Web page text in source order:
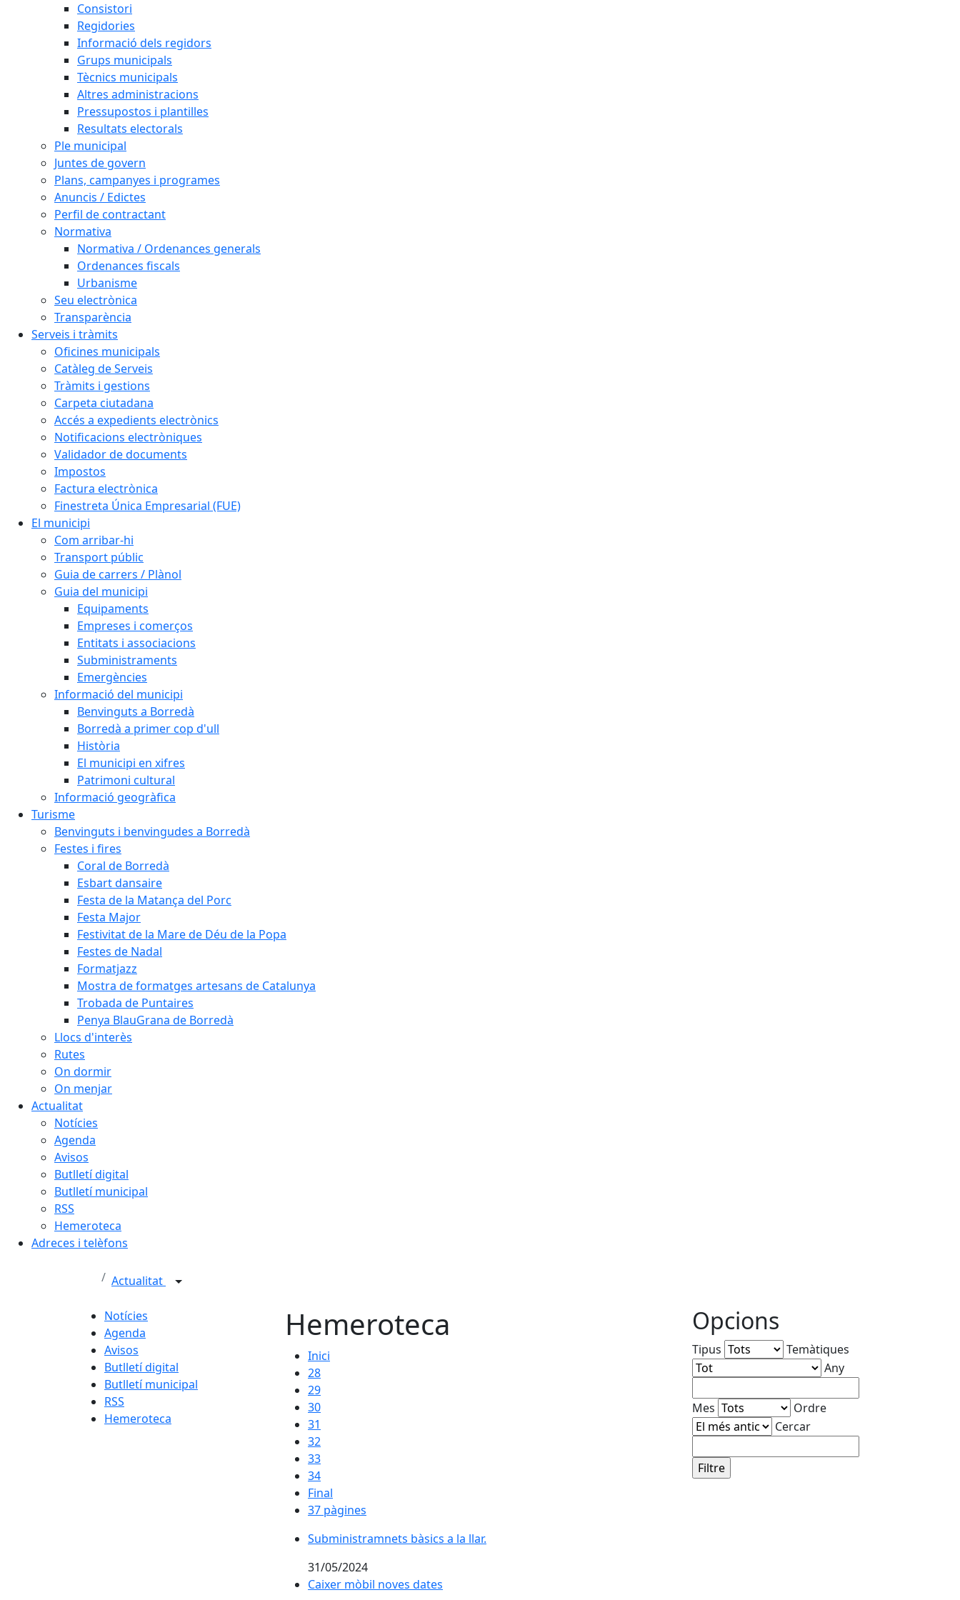
Consistori
Regidories
Informació dels regidors
Grups municipals
Tècnics municipals
Altres administracions
Pressupostos i plantilles
Resultats electorals
Ple municipal
Juntes de govern
Plans, campanyes i programes
Anuncis / Edictes
Perfil de contractant
Normativa
Normativa / Ordenances generals
Ordenances fiscals
Urbanisme
Seu electrònica
Transparència
Serveis i tràmits
Oficines municipals
Catàleg de Serveis
Tràmits i gestions
Carpeta ciutadana
Accés a expedients electrònics
Notificacions electròniques
Validador de documents
Impostos
Factura electrònica
Finestreta Única Empresarial (FUE)
El municipi
Com arribar-hi
Transport públic
Guia de carrers / Plànol
Guia del municipi
Equipaments
Empreses i comerços
Entitats i associacions
Subministraments
Emergències
Informació del municipi
Benvinguts a Borredà
Borredà a primer cop d'ull
Història
El municipi en xifres
Patrimoni cultural
Informació geogràfica
Turisme
Benvinguts i benvingudes a Borredà
Festes i fires
Coral de Borredà
Esbart dansaire
Festa de la Matança del Porc
Festa Major
Festivitat de la Mare de Déu de la Popa
Festes de Nadal
Formatjazz
Mostra de formatges artesans de Catalunya
Trobada de Puntaires
Penya BlauGrana de Borredà
Llocs d'interès
Rutes
On dormir
On menjar
Actualitat
Notícies
Agenda
Avisos
Butlletí digital
Butlletí municipal
RSS
Hemeroteca
Adreces i telèfons
Actualitat
Notícies
Agenda
Avisos
Butlletí digital
Butlletí municipal
RSS
Hemeroteca
Hemeroteca
Inici
28
29
30
31
32
33
34
Final
37 pàgines
Subministramnets bàsics a la llar.
Subministramnets bàsics a la llar.
31/05/2024
Caixer mòbil noves dates
Caixer mòbil noves dates
Opcions
Tipus
Temàtiques
Any
Mes
Ordre
Cercar